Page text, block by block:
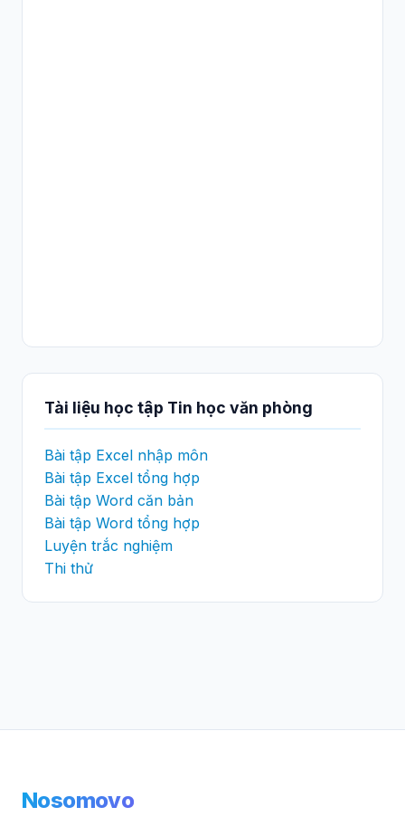
Tài liệu học tập Tin học văn phòng
Bài tập Excel nhập môn
Bài tập Excel tổng hợp
Bài tập Word căn bản
Bài tập Word tổng hợp
Luyện trắc nghiệm
Thi thử
Nosomovo